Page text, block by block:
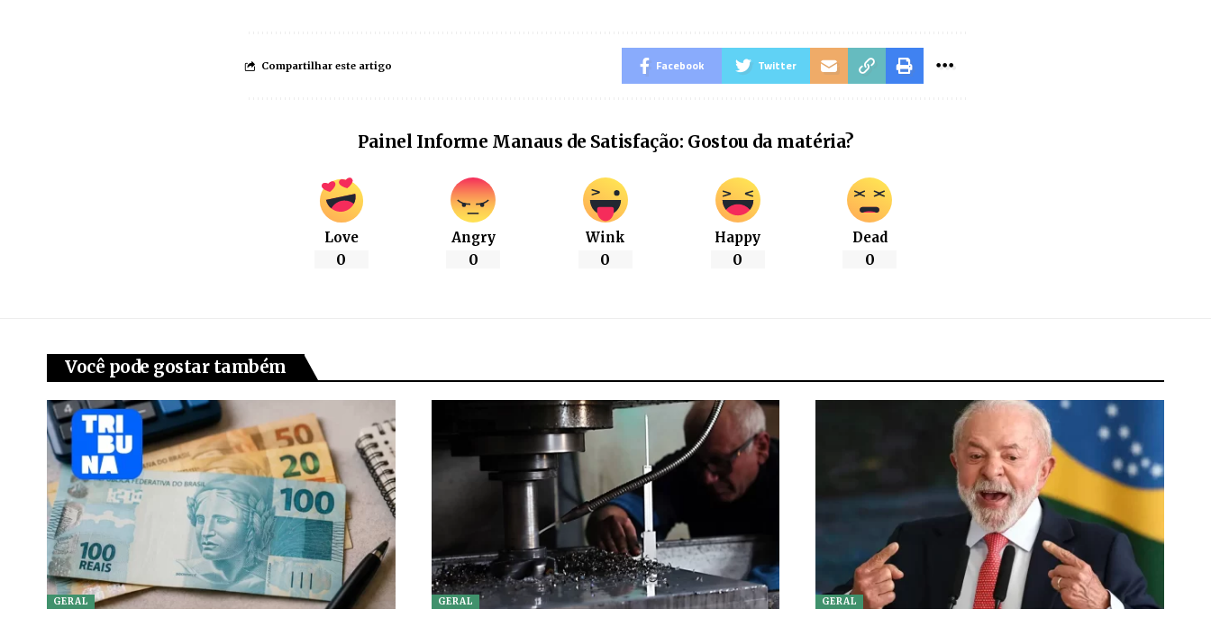
Compartilhar este artigo Facebook Twitter
Painel Informe Manaus de Satisfação: Gostou da matéria?
Love
0
Angry
0
Wink
0
Happy
0
Dead
0
Você pode gostar também
GERAL GERAL GERAL